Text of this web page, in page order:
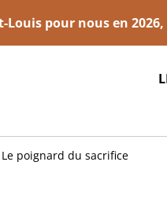
Louis pour nous en
poignard du sacrifice